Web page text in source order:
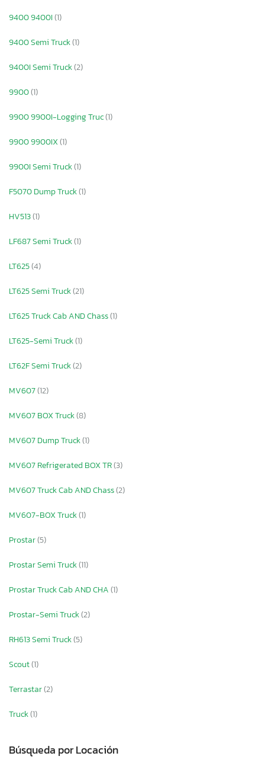
9400 9400I(1)
9400 Semi Truck(1)
9400I Semi Truck(2)
9900(1)
9900 9900I-Logging Truc(1)
9900 9900IX(1)
9900I Semi Truck(1)
F5070 Dump Truck(1)
HV513(1)
LF687 Semi Truck(1)
LT625(4)
LT625 Semi Truck(21)
LT625 Truck Cab AND Chass(1)
LT625-Semi Truck(1)
LT62F Semi Truck(2)
MV607(12)
MV607 BOX Truck(8)
MV607 Dump Truck(1)
MV607 Refrigerated BOX TR(3)
MV607 Truck Cab AND Chass(2)
MV607-BOX Truck(1)
Prostar(5)
Prostar Semi Truck(11)
Prostar Truck Cab AND CHA(1)
Prostar-Semi Truck(2)
RH613 Semi Truck(5)
Scout(1)
Terrastar(2)
Truck(1)
Búsqueda por Locación